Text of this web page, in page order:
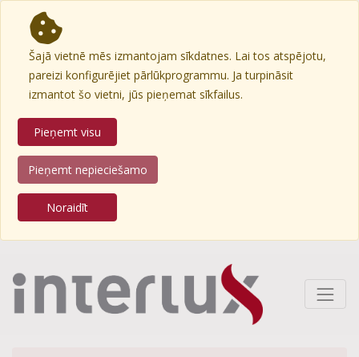
Šajā vietnē mēs izmantojam sīkdatnes. Lai tos atspējotu,
pareizi konfigurējiet pārlūkprogrammu. Ja turpināsit
izmantot šo vietni, jūs pieņemat sīkfailus.
Pieņemt visu
Pieņemt nepieciešamo
Noraidīt